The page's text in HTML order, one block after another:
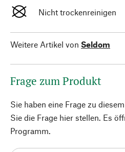
Nicht trockenreinigen
Weitere Artikel von Seldom
Frage zum Produkt
Sie haben eine Frage zu
Sie die Frage hier stellen. Es
Programm.